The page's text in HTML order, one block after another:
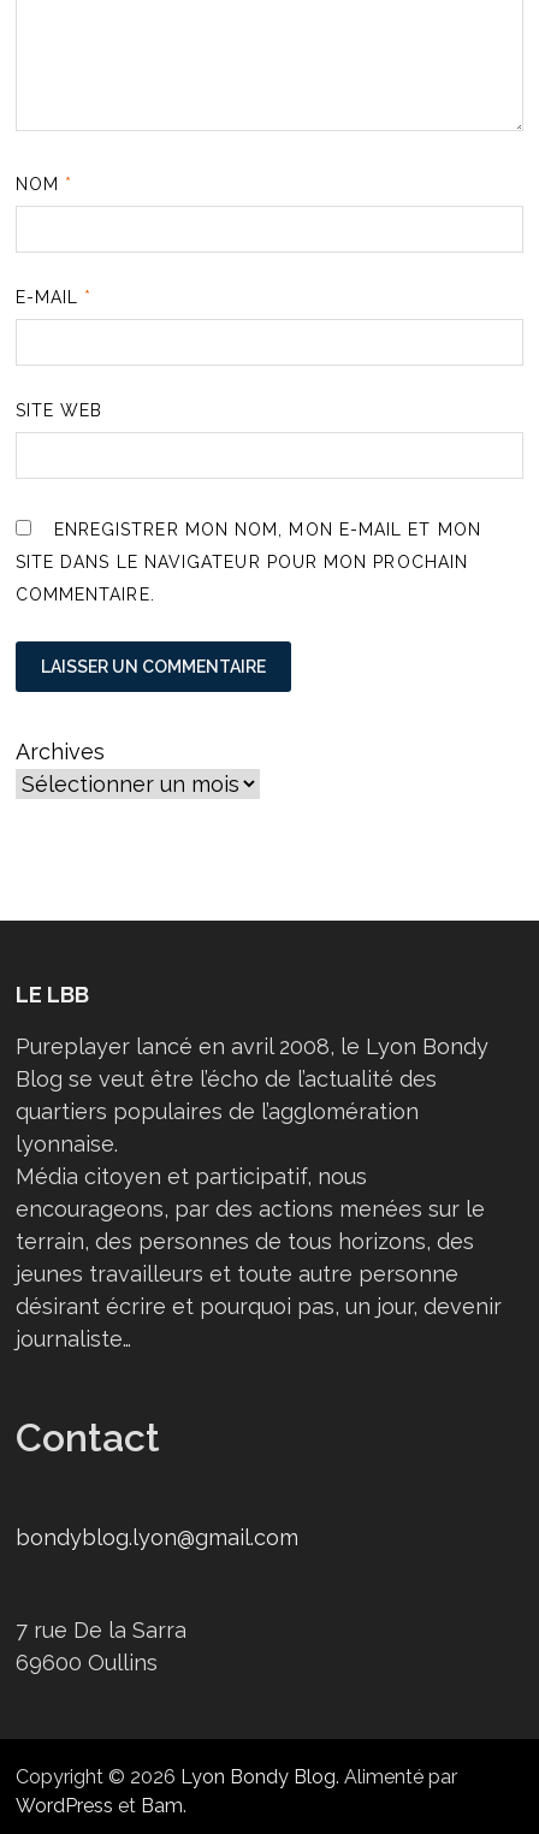
NOM *
E-MAIL *
SITE WEB
ENREGISTRER MON NOM, MON E-MAIL ET MON
SITE DANS LE NAVIGATEUR POUR MON PROCHAIN
COMMENTAIRE.
Archives
LE LBB
Pureplayer lancé en avril 2008, le Lyon Bondy
Blog se veut être l’écho de l’actualité des
quartiers populaires de l’agglomération
lyonnaise.
Média citoyen et participatif, nous
encourageons, par des actions menées sur le
terrain, des personnes de tous horizons, des
jeunes travailleurs et toute autre personne
désirant écrire et pourquoi pas, un jour, devenir
journaliste…
Contact
bondyblog.lyon@gmail.com
7 rue De la Sarra
69600 Oullins
Copyright © 2026 Lyon Bondy Blog. Alimenté par
WordPress et Bam.